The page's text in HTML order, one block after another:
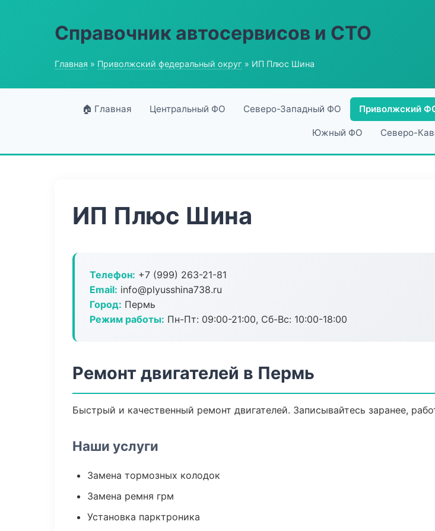
Справочник автосервисов и СТО
Главная » Приволжский федеральный округ » ИП Плюс Шина
🏠 Главная Центральный ФО Северо-Западный ФО Приволжский
Южный ФО Северо-
ИП Плюс Шина
Телефон: +7 (999) 263-21-81
Email: info@plyusshina738.ru
Город: Пермь
Режим работы: Пн-Пт: 09:00-21:00, Сб-Вс: 10:00-18:00
Ремонт двигателей в Пермь
Быстрый и качественный ремонт двигателей. Записывайтесь заранее,
Наши услуги
Замена тормозных колодок
Замена ремня грм
Установка парктроника